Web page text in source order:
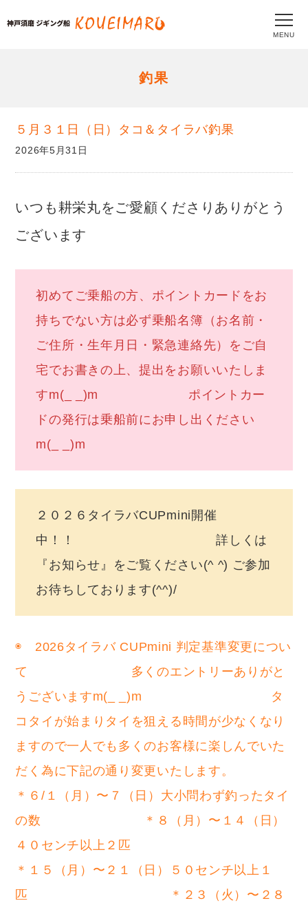
MENU
釣果
５月３１日（日）タコ＆タイラバ釣果
2026年5月31日
いつも耕栄丸をご愛顧くださりありがとう
ございます
初めてご乗船の方、ポイントカードをお
持ちでない方は必ず乗船名簿（お名前・
ご住所・生年月日・緊急連絡先）をご自
宅でお書きの上、提出をお願いいたしま
すm(_ _)m ポイントカー
ドの発行は乗船前にお申し出ください
m(_ _)m
２０２６タイラバCUPmini開催
中！！ 詳しくは
『お知らせ』をご覧ください(^ ^) ご参加
お待ちしております(^^)/
◉ 2026タイラバ CUPmini 判定基準変更につい
て 多くのエントリーありがと
うございますm(_ _)m タ
コタイが始まりタイを狙える時間が少なくなり
ますので一人でも多くのお客様に楽しんでいた
だく為に下記の通り変更いたします。
＊６/１（月）〜７（日）大小問わず釣ったタイ
の数 ＊８（月）〜１４（日）
４０センチ以上２匹
＊１５（月）〜２１（日）５０センチ以上１
匹 ＊２３（火）〜２８